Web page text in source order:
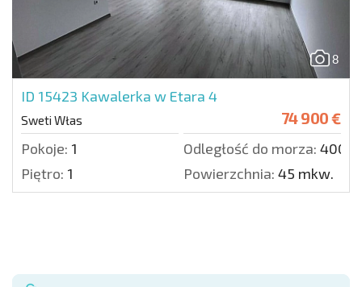
8
ID 15423 Kawalerka w Etara 4
Sweti Włas 74 900 €
Pokoje: 1 Odległość do morza: 400
Piętro: 1 Powierzchnia: 45 mkw.